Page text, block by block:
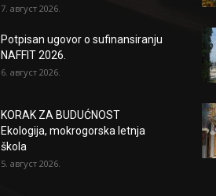
7. август 2026.
Potpisan ugovor o sufinansiranju
NAFFIT 2026.
6. август 2026.
KORAK ZA BUDUĆNOST
Ekologija, mokrogorska letnja
škola
5. август 2026.